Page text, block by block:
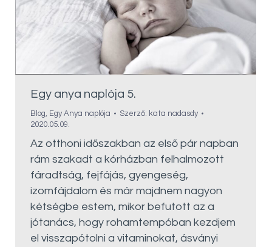
Egy anya naplója 5.
Blog, Egy Anya naplója Szerző: kata nadasdy
2020.05.09.
Az otthoni időszakban az első pár napban
rám szakadt a kórházban felhalmozott
fáradtság, fejfájás, gyengeség,
izomfájdalom és már majdnem nagyon
kétségbe estem, mikor befutott az a
jótanács, hogy rohamtempóban kezdjem
el visszapótolni a vitaminokat, ásványi